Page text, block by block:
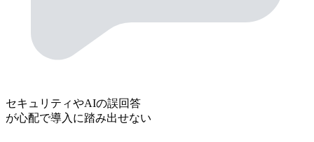
セキュリティやAIの誤回答
が心配で導入に踏み出せない